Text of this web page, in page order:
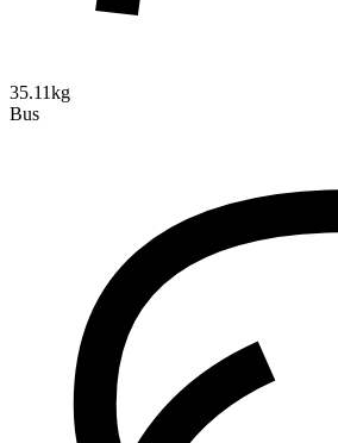
35.11kg
Bus